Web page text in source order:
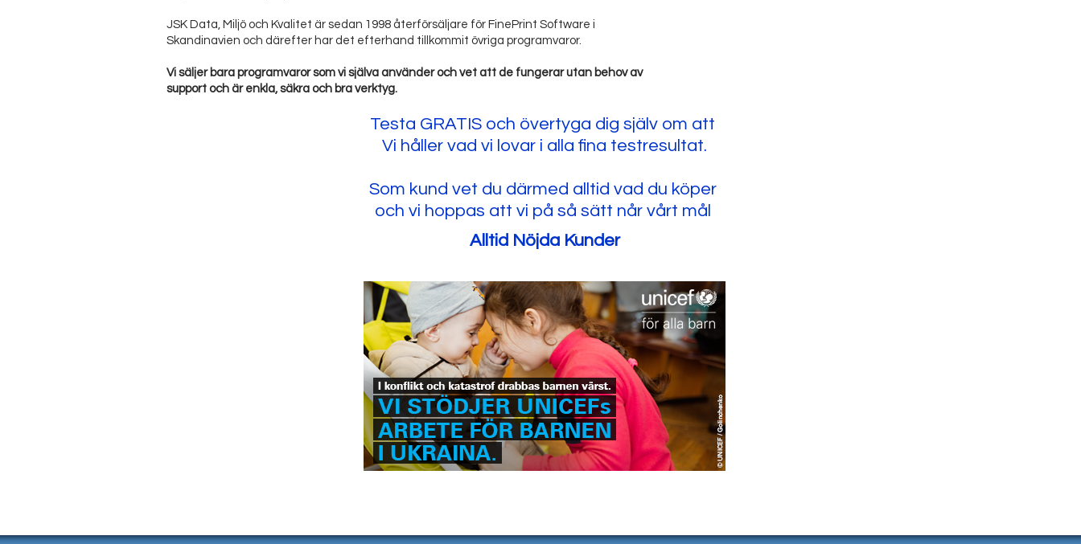
JSK Data, Miljö och Kvalitet är sedan 1998 återförsäljare för FinePrint Software i
Skandinavien och därefter har det efterhand tillkommit övriga programvaror.
Vi säljer bara programvaror som vi själva använder och vet att de fungerar utan behov av
support och är enkla, säkra och bra verktyg.
Testa GRATIS och övertyga dig själv om att
Vi håller vad vi lovar i alla fina testresultat.
Som kund vet du därmed alltid vad du köper
och vi hoppas att vi på så sätt når vårt mål
Alltid Nöjda Kunder